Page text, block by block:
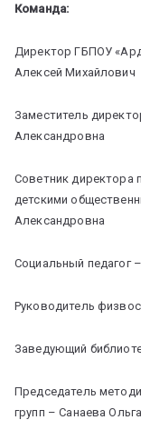
Команда:
Директор ГБПОУ
Алексей Михайлович
Заместитель
Александровна
Советник директора
детскими
Александровна
Социальный педагог
Руководитель
Заведующий
Председатель
групп – Санаева